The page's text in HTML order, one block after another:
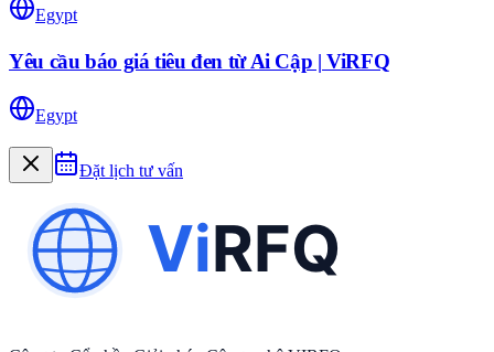
Egypt
Yêu cầu báo giá tiêu đen từ Ai Cập | ViRFQ
Egypt
Đặt lịch tư vấn